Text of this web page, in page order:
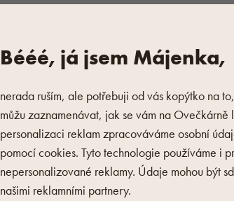
nebo
se
VÝROBCE
Bééé, já jsem Májenka,
nerada ruším, ale potřebuji od vás kopýtko na
můžu zaznamenávat, jak se vám na Ovečkárně
personalizaci reklam zpracováváme osobní
pomocí cookies. Tyto technologie používáme i
nepersonalizované reklamy. Údaje mohou být
našimi reklamními partnery.